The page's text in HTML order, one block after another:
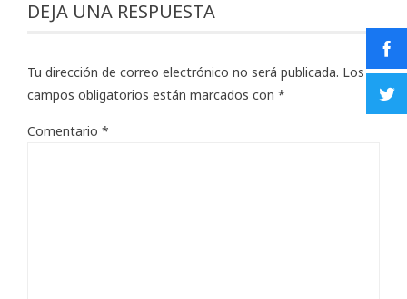
DEJA UNA RESPUESTA
Tu dirección de correo electrónico no será publicada. Los
campos obligatorios están marcados con *
Comentario *